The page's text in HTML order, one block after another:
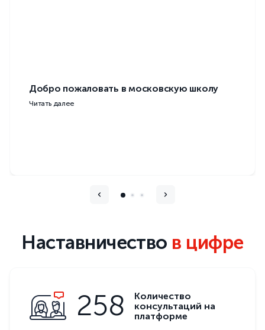
Добро пожаловать в московскую школу
Читать далее
Наставничество в цифре
258
Количество
консультаций на
платформе